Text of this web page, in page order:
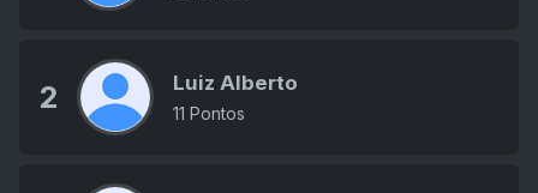
2 Luiz Alberto
11 Pontos